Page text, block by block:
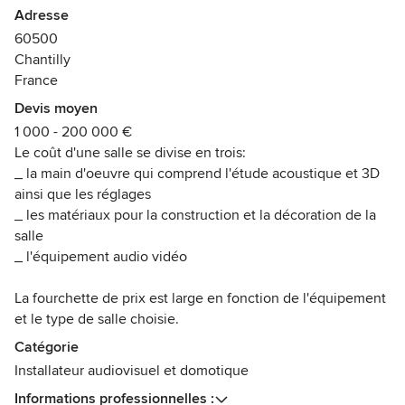
notre premier pas dans le monde de la Hi-Fi et du
Homecinema, avec la création de 2 modèles de colonnes
haut de gamme.
10 ans d'études d'acoustique des salles, de création d'une
suite logicielle homecinema sur PC, de débats passionnés
sur les forums mêlant experts et néophytes, nous
permettent aujourd'hui de proposer une approche
différente des autres sociétés de Cinémas Privés :
_ Au contraire des intégrateurs qui assourdissent la salle en
traitant le médium/aigu et oublient les problèmes de grave
modelons le médium/aigu pour canaliser son énergie et
améliorer la spatialisation, que la configuration soit 5.1 ou
réalisme même à des niveaux raisonnables, préservant
confort, timbres et musicalité!
Adresse
60500
Chantilly
France
Devis moyen
1 000 - 200 000 €
Le coût d'une salle se divise en trois:
_ la main d'oeuvre qui comprend l'étude acoustique et 3D
ainsi que les réglages
_ les matériaux pour la construction et la décoration de la
salle
_ l'équipement audio vidéo
La fourchette de prix est large en fonction de l'équipement
et le type de salle choisie.
Catégorie
Installateur audiovisuel et domotique
Informations professionnelles :